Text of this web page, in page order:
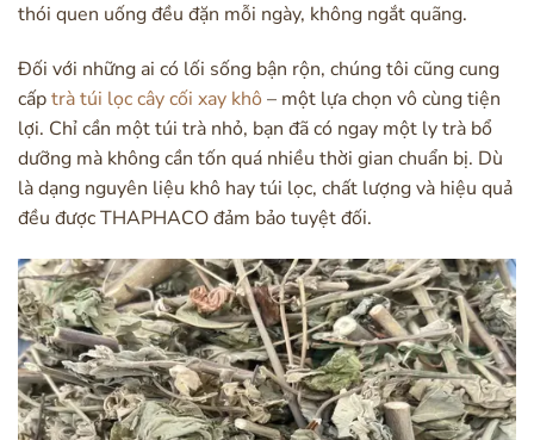
thói quen uống đều đặn mỗi ngày, không ngắt quãng.
Đối với những ai có lối sống bận rộn, chúng tôi cũng cung
cấptrà túi lọc cây cối xay khô – một lựa chọn vô cùng tiện
lợi. Chỉ cần một túi trà nhỏ, bạn đã có ngay một ly trà bổ
dưỡng mà không cần tốn quá nhiều thời gian chuẩn bị. Dù
là dạng nguyên liệu khô hay túi lọc, chất lượng và hiệu quả
đều được THAPHACO đảm bảo tuyệt đối.